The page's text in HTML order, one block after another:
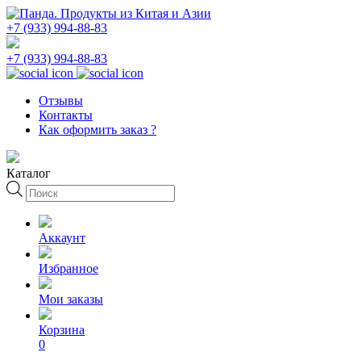
+7 (933) 994-88-83
+7 (933) 994-88-83
Отзывы
Контакты
Как оформить заказ ?
Каталог
Поиск
товаров
Аккаунт
Избранное
Мои заказы
Корзина
0